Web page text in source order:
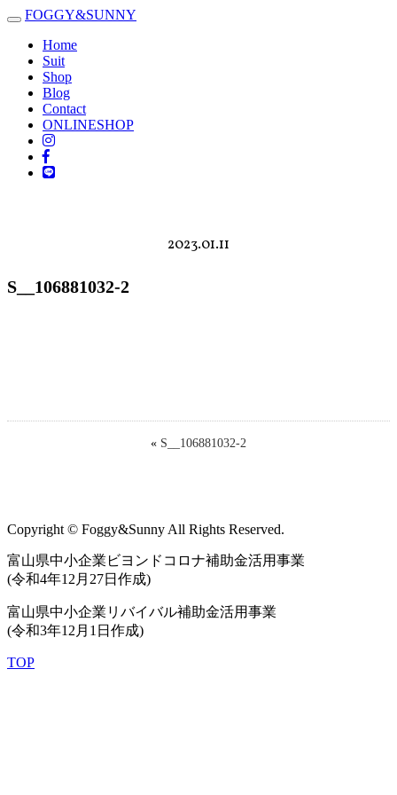
Toggle
navigation
FOGGY&SUNNY
Home
Suit
Shop
Blog
Contact
ONLINESHOP
2023.01.11
S__106881032-2
« S__106881032-2
Copyright © Foggy&Sunny All Rights Reserved.
富山県中小企業ビヨンドコロナ補助金活用事業
(令和4年12月27日作成)
富山県中小企業リバイバル補助金活用事業
(令和3年12月1日作成)
TOP